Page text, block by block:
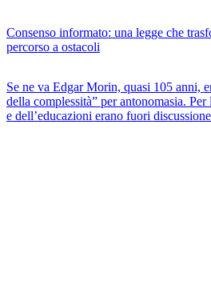
Consenso informato: una legge che
percorso a ostacoli
Se ne va Edgar Morin, quasi 105 anni,
della complessità” per antonomasia.
e dell’educazioni erano fuori discussione